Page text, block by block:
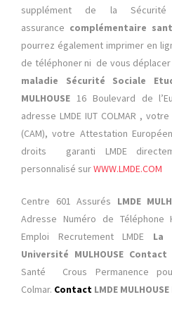
supplément de la Sécurité
assurance complémentaire
pourrez également imprimer en
de téléphoner ni de vous déplacer
maladie Sécurité Sociale
MULHOUSE 16 Boulevard de
adresse LMDE IUT COLMAR , votre
(CAM), votre Attestation
droits garanti LMDE
personnalisé surWWW.LMDE.COM
Centre 601 Assurés LMDE
Adresse Numéro de Téléphone
Emploi Recrutement LMDE La
Université MULHOUSE Contact
Santé Crous Permanence
Colmar. Contact LMDE